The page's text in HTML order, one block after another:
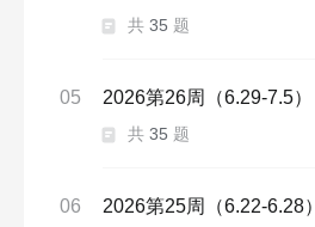
共 35 题
05 2026第26周（6.29-7.5）
共 35 题
06 2026第25周（6.22-6.28）